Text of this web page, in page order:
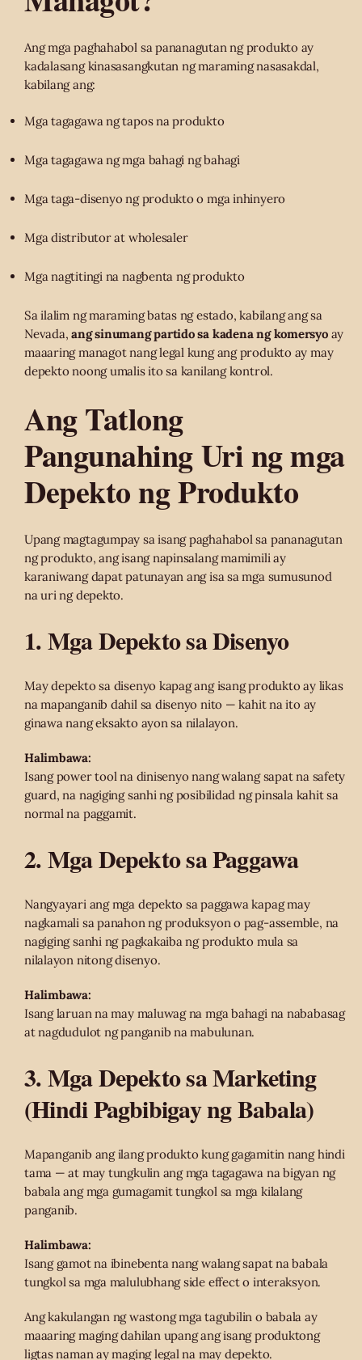
Ang mga paghahabol sa pananagutan ng produkto ay
kadalasang kinasasangkutan ng maraming nasasakdal,
kabilang ang:
Mga tagagawa ng tapos na produkto
Mga tagagawa ng mga bahagi ng bahagi
Mga taga-disenyo ng produkto o mga inhinyero
Mga distributor at wholesaler
Mga nagtitingi na nagbenta ng produkto
Sa ilalim ng maraming batas ng estado, kabilang ang sa
Nevada,ang sinumang partido sa kadena ng komersyoay
maaaring managot nang legal kung ang produkto ay may
depekto noong umalis ito sa kanilang kontrol.
Ang Tatlong
Pangunahing Uri ng mga
Depekto ng Produkto
Upang magtagumpay sa isang paghahabol sa pananagutan
ng produkto, ang isang napinsalang mamimili ay
karaniwang dapat patunayan ang isa sa mga sumusunod
na uri ng depekto.
1. Mga Depekto sa Disenyo
May depekto sa disenyo kapag ang isang produkto ay likas
na mapanganib dahil sa disenyo nito — kahit na ito ay
ginawa nang eksakto ayon sa nilalayon.
Halimbawa:
Isang power tool na dinisenyo nang walang sapat na safety
guard, na nagiging sanhi ng posibilidad ng pinsala kahit sa
normal na paggamit.
2. Mga Depekto sa Paggawa
Nangyayari ang mga depekto sa paggawa kapag may
nagkamali sa panahon ng produksyon o pag-assemble, na
nagiging sanhi ng pagkakaiba ng produkto mula sa
nilalayon nitong disenyo.
Halimbawa:
Isang laruan na may maluwag na mga bahagi na nababasag
at nagdudulot ng panganib na mabulunan.
3. Mga Depekto sa Marketing
(Hindi Pagbibigay ng Babala)
Mapanganib ang ilang produkto kung gagamitin nang hindi
tama — at may tungkulin ang mga tagagawa na bigyan ng
babala ang mga gumagamit tungkol sa mga kilalang
panganib.
Halimbawa:
Isang gamot na ibinebenta nang walang sapat na babala
tungkol sa mga malulubhang side effect o interaksyon.
Ang kakulangan ng wastong mga tagubilin o babala ay
maaaring maging dahilan upang ang isang produktong
ligtas naman ay maging legal na may depekto.